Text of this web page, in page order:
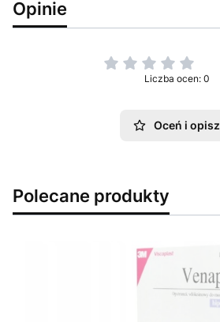
Opinie
Liczba ocen: 0
Oceń i opisz
Polecane produkty